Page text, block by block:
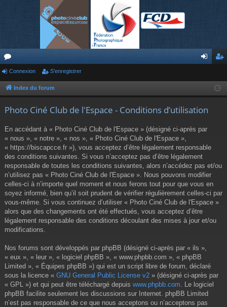
or
u nr
Connexion S’enregistrer
Index du forum
Photo Ciné Club de l'Espace - Conditions d’utilisation
En accédant à « Photo Ciné Club de l'Espace » (désigné ci-après par
« nous », « notre », « nos », « Photo Ciné Club de l'Espace »,
« https://biscapcce.fr »), vous acceptez d’être légalement responsable
des conditions suivantes. Si vous n’acceptez pas d’être légalement
responsable de toutes les conditions suivantes, alors n’accédez pas et/ou
n’utilisez pas « Photo Ciné Club de l'Espace ». Nous pouvons modifier
celles-ci à n’importe quel moment et nous ferons tout pour que vous en
soyez informé, bien qu’il soit prudent de vérifier régulièrement celles-ci par
vous-même. Si vous continuez d’utiliser « Photo Ciné Club de l'Espace »
alors que des changements ont été effectués, vous acceptez d’être
légalement responsable des conditions découlant des mises à jour et/ou
modifications.
Nos forums sont développés par phpBB (désigné ci-après par « ils »,
« eux », « leur », « logiciel phpBB », « www.phpbb.com », « phpBB
Limited », « Équipes phpBB ») qui est un script libre de forum, déclaré
sous la licence « GNU General Public License v2 » (désigné ci-après par
« GPL ») et qui peut être téléchargé depuis www.phpbb.com . Le logiciel
phpBB facilite seulement les discussions sur Internet. phpBB Limited
n’est pas responsable de ce que nous acceptons ou n’acceptons pas